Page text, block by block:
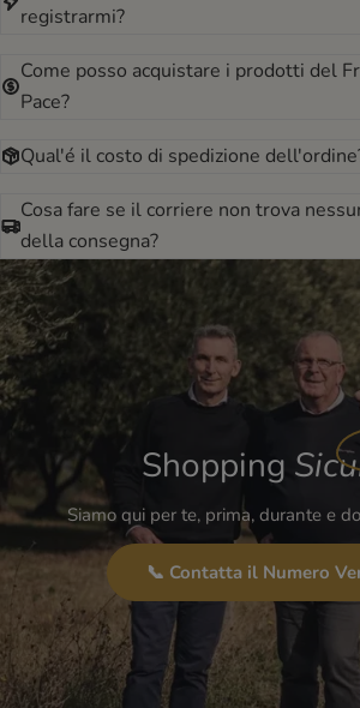
Shopping
Siamo qui per te, prima, durante e
📞 Contatta il Numero
registrarmi?
Come posso acquistare i prodotti del
Pace?
Qual'é il costo di spedizione
Cosa fare se il corriere non trova
della consegna?